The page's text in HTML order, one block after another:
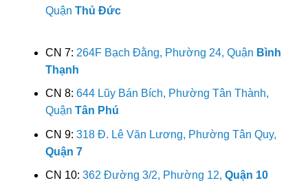
Quận Thủ Đức
CN 7: 264F Bạch Đằng, Phường 24, Quận Bình
Thạnh
CN 8: 644 Lũy Bán Bích, Phường Tân Thành,
Quận Tân Phú
CN 9: 318 Đ. Lê Văn Lương, Phường Tân Quy,
Quận 7
CN 10: 362 Đường 3/2, Phường 12, Quận 10